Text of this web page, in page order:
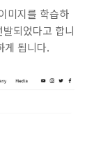
미지를 학습하
되었다고 합니
게 됩니다.